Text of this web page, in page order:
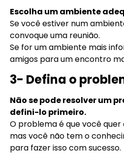
Escolha um ambiente
Se você estiver num
convoque uma reunião.
Se for um ambiente mais
amigos para um encontro
3- Defina o
Não se pode resolver um
defini-lo primeiro.
O problema é que você
mas você não tem o
para fazer isso com sucesso.